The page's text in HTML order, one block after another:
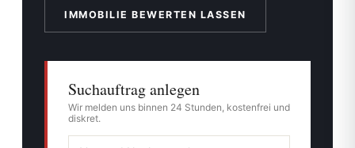
IMMOBILIE BEWERTEN LASSEN
Suchauftrag anlegen
Wir melden uns binnen 24 Stunden, kostenfrei und
diskret.